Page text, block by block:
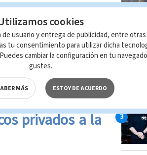
en SICOP, se
quieneshabían
de la Cámara de la
acuerdo para realizar
privados a la
cookies
usuario y entrega de publicidad, entre otras
tu consentimiento para utilizar dicha
cambiar la configuración en tu
gustes.
MÁS ESTOY DE ACUERDO